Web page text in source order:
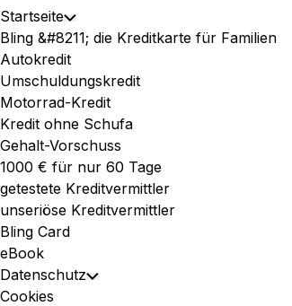
Expand
Menu
Startseite Toggle
Child
Menu
Bling &#8211; die Kreditkarte für Familien
Autokredit
Umschuldungskredit
Motorrad-Kredit
Kredit ohne Schufa
Gehalt-Vorschuss
1000 € für nur 60 Tage
getestete Kreditvermittler
unseriöse Kreditvermittler
Bling Card
eBook
Datenschutz Toggle
Cookies